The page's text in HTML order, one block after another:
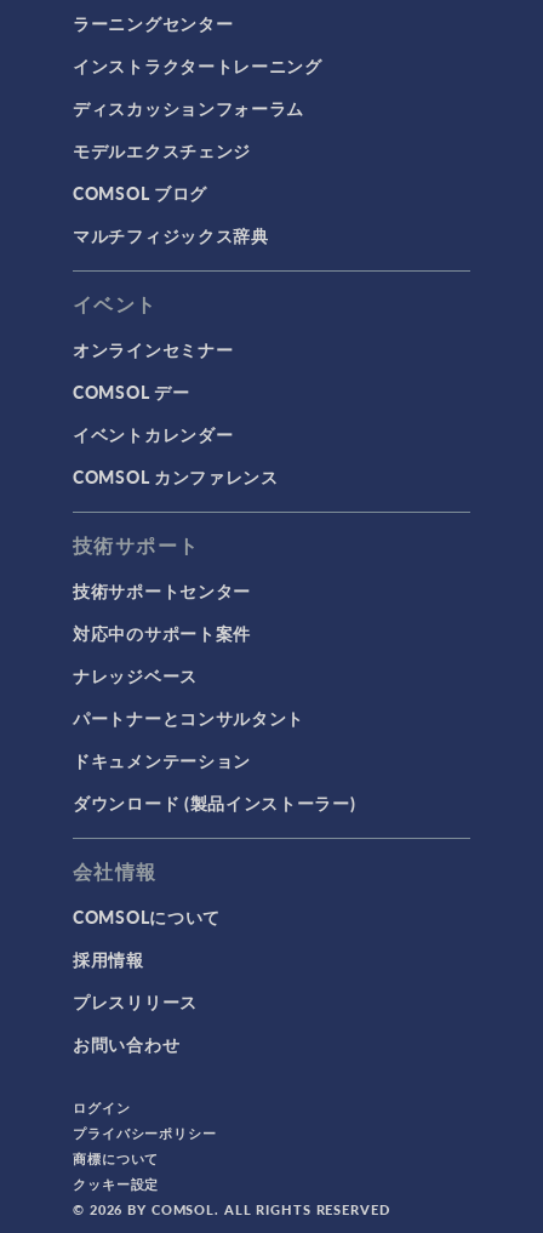
ラーニングセンター
インストラクタートレーニング
ディスカッションフォーラム
モデルエクスチェンジ
COMSOL ブログ
マルチフィジックス辞典
イベント
オンラインセミナー
COMSOL デー
イベントカレンダー
COMSOL カンファレンス
技術サポート
技術サポートセンター
対応中のサポート案件
ナレッジベース
パートナーとコンサルタント
ドキュメンテーション
ダウンロード (製品インストーラー)
会社情報
COMSOLについて
採用情報
プレスリリース
お問い合わせ
ログイン
プライバシーポリシー
商標について
クッキー設定
© 2026 BY COMSOL. ALL RIGHTS RESERVED